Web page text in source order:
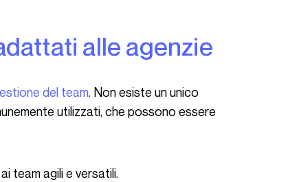
alle agenzie
del team. Non esiste un unico
utilizzati, che possono essere
team agili e versatili.